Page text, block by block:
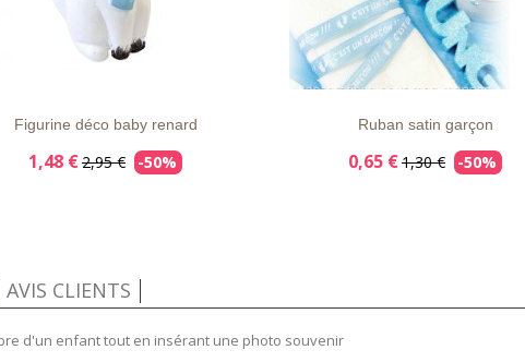
APERÇU
Figurine déco baby renard
1,48 €2,95 € -50%
LISTE
D'ENVIE
APERÇU
Ruban satin garçon
0,65 €1,30 € -50%
AVIS CLIENTS
d'un enfant tout en insérant une photo souvenir